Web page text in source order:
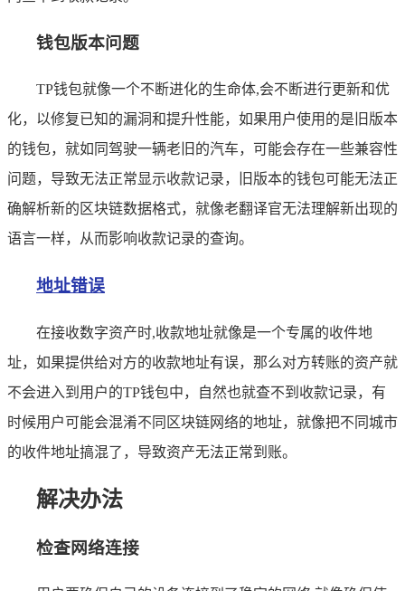
钱包版本问题
TP钱包就像一个不断进化的生命体,会不断进行更新和优
化，以修复已知的漏洞和提升性能，如果用户使用的是旧版本
的钱包，就如同驾驶一辆老旧的汽车，可能会存在一些兼容性
问题，导致无法正常显示收款记录，旧版本的钱包可能无法正
确解析新的区块链数据格式，就像老翻译官无法理解新出现的
语言一样，从而影响收款记录的查询。
地址错误
在接收数字资产时,收款地址就像是一个专属的收件地
址，如果提供给对方的收款地址有误，那么对方转账的资产就
不会进入到用户的TP钱包中，自然也就查不到收款记录，有
时候用户可能会混淆不同区块链网络的地址，就像把不同城市
的收件地址搞混了，导致资产无法正常到账。
解决办法
检查网络连接